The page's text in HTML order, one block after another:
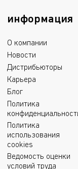
информация
О компании
Новости
Дистрибьюторы
Карьера
Блог
Политика
Политика
использования
cookies
Ведомость оценки
условий труда